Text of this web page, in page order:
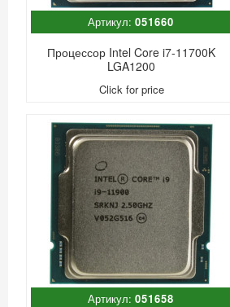
Артикул:051660
Процессор Intel Core i7-11700K
LGA1200
Click for price
Артикул:051658